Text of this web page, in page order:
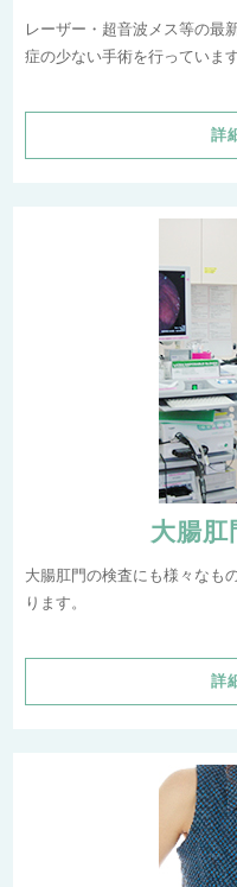
レーザー・超音波メス等の最
症の少ない手術を行っています
詳
大腸肛
大腸肛門の検査にも様々なも
ります。
詳